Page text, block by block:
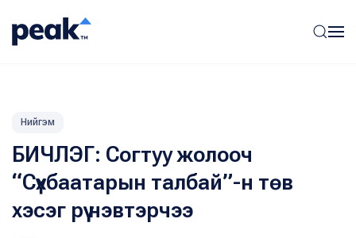
Нийгэм
БИЧЛЭГ: Согтуу жолооч
“Сүхбаатарын талбай”-н төв
хэсэг рүү нэвтэрчээ